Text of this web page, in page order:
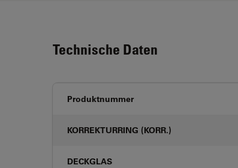
Technische Daten
Produktnummer
KORREKTURRING (KORR.)
DECKGLAS